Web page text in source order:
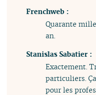
Frenchweb :
Quarante
an.
Stanislas Sabatier :
Exactement.
particuliers.
pour les